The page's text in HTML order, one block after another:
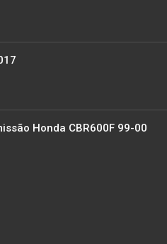
Honda CBR600F 99-00